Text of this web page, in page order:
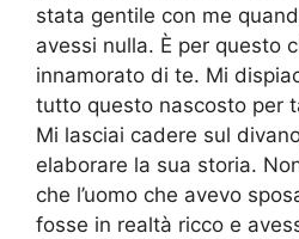
stata gentile con me
avessi nulla. È per questo
innamorato di te. Mi
tutto questo nascosto per
Mi lasciai cadere sul
elaborare la sua storia.
che l’uomo che avevo
fosse in realtà ricco e